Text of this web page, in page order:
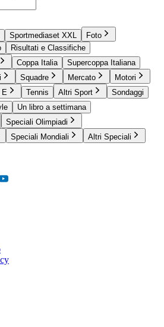
Sportmediaset XXL
Foto
Risultati e Classifiche
Coppa Italia
Supercoppa Italiana
Squadre Mercato
Motori
E Tennis Altri Sport
Sondaggi
Un libro a settimana
Speciali Olimpiadi
Speciali Mondiali Altri Speciali